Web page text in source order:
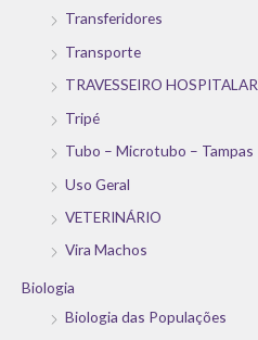
Transferidores
Transporte
TRAVESSEIRO HOSPITALAR
Tripé
Tubo – Microtubo – Tampas
Uso Geral
VETERINÁRIO
Vira Machos
Biologia
Biologia das Populações